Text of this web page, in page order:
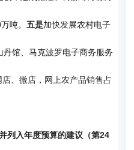
吨。 五是加快发展农村电子
馆、马克波罗电子商务服务
、微店，网上农产品销售占
列入年度预算的建议（第24